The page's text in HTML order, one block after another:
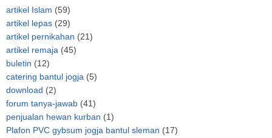
artikel Islam (59)
artikel lepas (29)
artikel pernikahan (21)
artikel remaja (45)
buletin (12)
catering bantul jogja (5)
download (2)
forum tanya-jawab (41)
penjualan hewan kurban (1)
Plafon PVC gybsum jogja bantul sleman (17)